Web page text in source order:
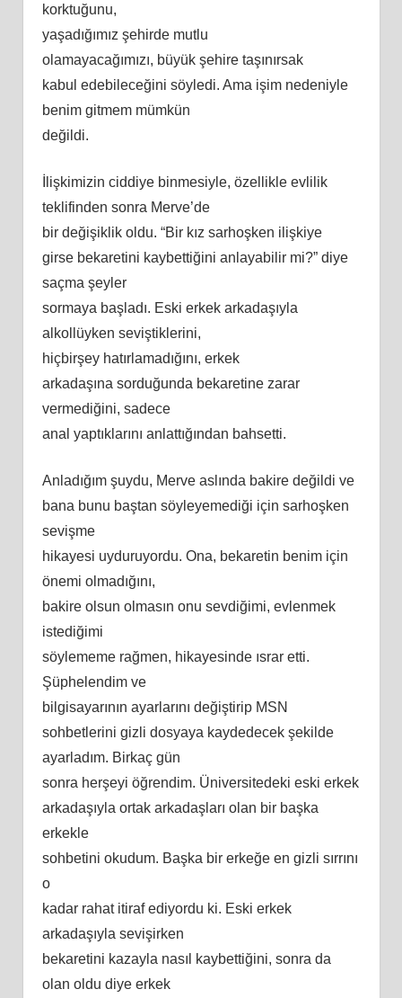
korktuğunu,
yaşadığımız şehirde mutlu
olamayacağımızı, büyük şehire taşınırsak
kabul edebileceğini söyledi. Ama işim nedeniyle
benim gitmem mümkün
değildi.
İlişkimizin ciddiye binmesiyle, özellikle evlilik
teklifinden sonra Merve’de
bir değişiklik oldu. “Bir kız sarhoşken ilişkiye
girse bekaretini kaybettiğini anlayabilir mi?” diye
saçma şeyler
sormaya başladı. Eski erkek arkadaşıyla
alkollüyken seviştiklerini,
hiçbirşey hatırlamadığını, erkek
arkadaşına sorduğunda bekaretine zarar
vermediğini, sadece
anal yaptıklarını anlattığından bahsetti.
Anladığım şuydu, Merve aslında bakire değildi ve
bana bunu baştan söyleyemediği için sarhoşken
sevişme
hikayesi uyduruyordu. Ona, bekaretin benim için
önemi olmadığını,
bakire olsun olmasın onu sevdiğimi, evlenmek
istediğimi
söylememe rağmen, hikayesinde ısrar etti.
Şüphelendim ve
bilgisayarının ayarlarını değiştirip MSN
sohbetlerini gizli dosyaya kaydedecek şekilde
ayarladım. Birkaç gün
sonra herşeyi öğrendim. Üniversitedeki eski erkek
arkadaşıyla ortak arkadaşları olan bir başka
erkekle
sohbetini okudum. Başka bir erkeğe en gizli sırrını
o
kadar rahat itiraf ediyordu ki. Eski erkek
arkadaşıyla sevişirken
bekaretini kazayla nasıl kaybettiğini, sonra da
olan oldu diye erkek